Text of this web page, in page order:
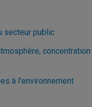
secteur public
à l'environnement